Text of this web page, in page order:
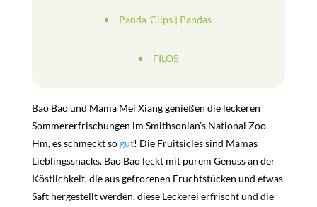
Panda-Clips | Pandas
FILOS
Bao Bao und Mama Mei Xiang genießen die leckeren
Sommererfrischungen im Smithsonian’s National Zoo.
Hm, es schmeckt sogut! Die Fruitsicles sind Mamas
Lieblingssnacks. Bao Bao leckt mit purem Genuss an der
Köstlichkeit, die aus gefrorenen Fruchtstücken und etwas
Saft hergestellt werden, diese Leckerei erfrischt und die